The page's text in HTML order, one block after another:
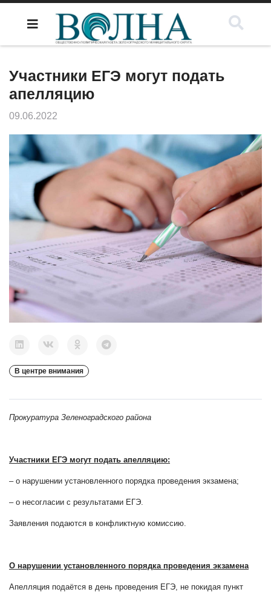
Участники ЕГЭ могут подать
апелляцию
09.06.2022
В центре внимания
Прокуратура Зеленоградского района
Участники ЕГЭ могут подать апелляцию:
– о нарушении установленного порядка проведения экзамена;
– о несогласии с результатами ЕГЭ.
Заявления подаются в конфликтную комиссию.
О нарушении установленного порядка проведения экзамена
Апелляция подаётся в день проведения ЕГЭ, не покидая пункт